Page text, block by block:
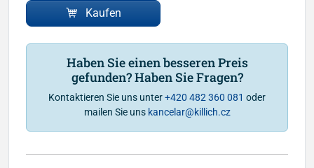
Kaufen
Haben Sie einen besseren Preis
gefunden? Haben Sie Fragen?
Kontaktieren Sie uns unter+420 482 360 081 oder
mailen Sie uns kancelar@killich.cz